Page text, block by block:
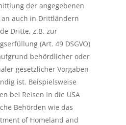
der angegebenen
an auch in Drittländern
Dritte, z.B. zur
(Art. 49 DSGVO)
behördlicher oder
gesetzlicher Vorgaben
ist. Beispielsweise
bei Reisen in die USA
Behörden wie das
of Homeland and